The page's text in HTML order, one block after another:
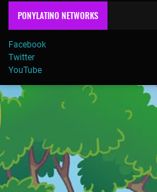
PONYLATINO NETWORKS
Facebook
Twitter
YouTube